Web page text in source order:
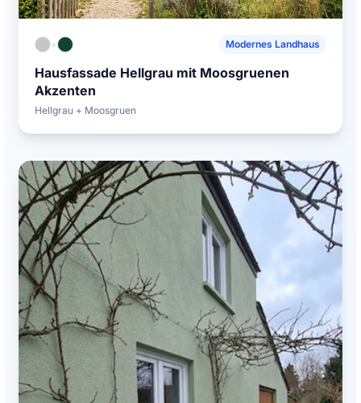
+ Modernes Landhaus
Hausfassade Hellgrau mit Moosgruenen
Akzenten
Hellgrau + Moosgruen